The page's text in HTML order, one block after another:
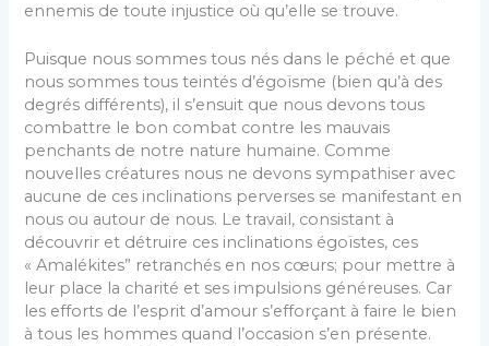
ennemis de toute injustice où qu’elle se trouve.
Puisque nous sommes tous nés dans le péché et que
nous sommes tous teintés d’égoïsme (bien qu’à des
degrés différents), il s’ensuit que nous devons tous
combattre le bon combat contre les mauvais
penchants de notre nature humaine. Comme
nouvelles créatures nous ne devons sympathiser avec
aucune de ces in­clinations perverses se manifestant en
nous ou autour de nous. Le travail, consistant à
découvrir et détruire ces inclinations égoïstes, ces
« Amalékites” retranchés en nos cœurs; pour mettre à
leur place la charité et ses impulsions généreuses. Car
les efforts de l’esprit d’amour s’efforçant à faire le bien
à tous les hommes quand l’occasion s’en présente.